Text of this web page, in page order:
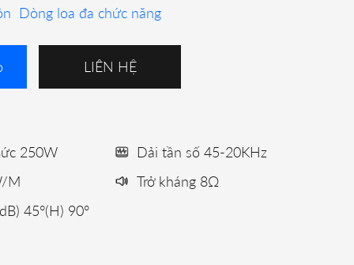
Dòng loa đa chức năng
LIÊN HỆ
250W
Dải tần số 45-20KHz
M
Trở kháng 8Ω
45°(H) 90°